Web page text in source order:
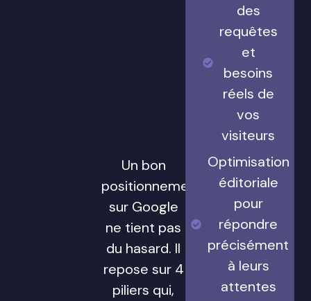
Un bon
positionnement
sur Google
ne tient pas
du hasard. Il
repose sur 4
piliers qui,
des
requêtes
et
besoins
réels de
vos
visiteurs
Optimisation
éditoriale
pour
répondre
précisément
à leurs
attentes